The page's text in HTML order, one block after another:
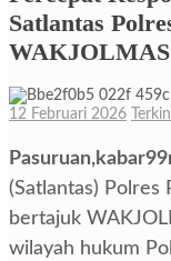
Satlantas
12 Februari 2026
(Satlantas) Polres
bertajuk
wilayah hukum